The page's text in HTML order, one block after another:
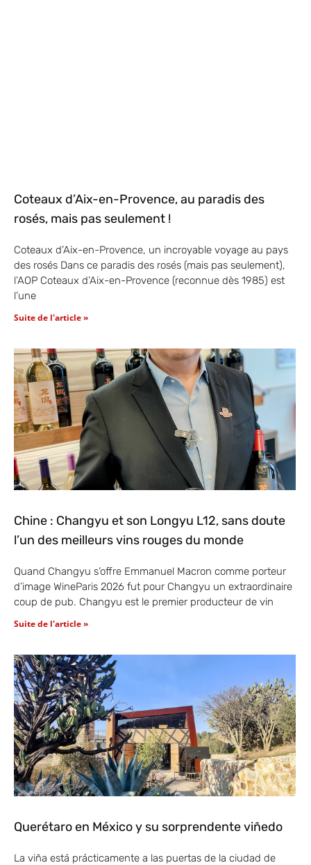
Coteaux d’Aix-en-Provence, au paradis des
rosés, mais pas seulement !
Coteaux d’Aix-en-Provence, un incroyable voyage au pays
des rosés Dans ce paradis des rosés (mais pas seulement),
l’AOP Coteaux d’Aix-en-Provence (reconnue dès 1985) est
l’une
Suite de l'article »
Chine : Changyu et son Longyu L12, sans doute
l’un des meilleurs vins rouges du monde
Quand Changyu s’offre Emmanuel Macron comme porteur
d’image WineParis 2026 fut pour Changyu un extraordinaire
coup de pub. Changyu est le premier producteur de vin
Suite de l'article »
Querétaro en México y su sorprendente viñedo
La viña está prácticamente a las puertas de la ciudad de